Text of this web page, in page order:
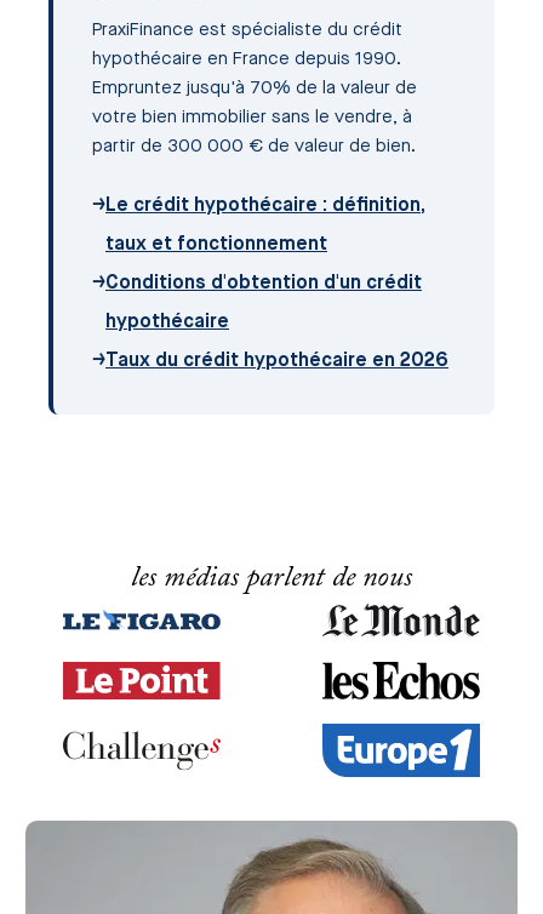
PraxiFinance est spécialiste du crédit
hypothécaire en France depuis 1990.
Empruntez jusqu'à 70% de la valeur de
votre bien immobilier sans le vendre, à
partir de 300 000 € de valeur de bien.
→Le crédit hypothécaire : définition,
taux et fonctionnement
→Conditions d'obtention d'un crédit
hypothécaire
→Taux du crédit hypothécaire en 2026
les médias parlent de nous